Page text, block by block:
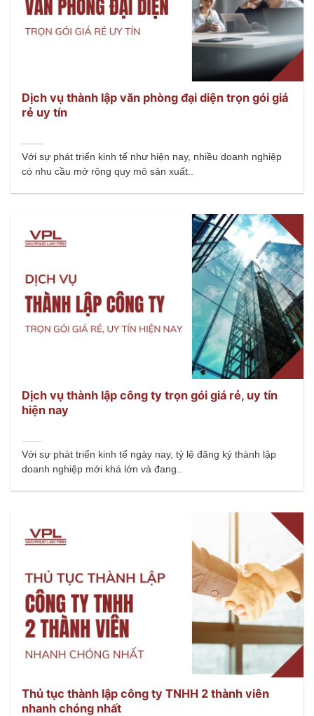
Dịch vụ thành lập văn phòng đại diện trọn gói giá
rẻ uy tín
Với sự phát triển kinh tế như hiện nay, nhiều doanh nghiệp
có nhu cầu mở rộng quy mô sản xuất..
Dịch vụ thành lập công ty trọn gói giá rẻ, uy tín
hiện nay
Với sự phát triển kinh tế ngày nay, tỷ lệ đăng ký thành lập
doanh nghiệp mới khá lớn và đang..
Thủ tục thành lập công ty TNHH 2 thành viên
nhanh chóng nhất